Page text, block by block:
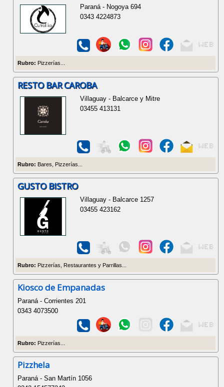
Paraná - Nogoya 694
0343 4224873
Rubro: Pizzerías...
RESTO BAR CAROBA
Villaguay - Balcarce y Mitre
03455 413131
Rubro: Bares, Pizzerías...
GUSTO BISTRO
Villaguay - Balcarce 1257
03455 423162
Rubro: Pizzerías, Restaurantes y Parrillas...
Kiosco de Empanadas
Paraná - Corrientes 201
0343 4073500
Rubro: Pizzerías...
Pizzhela
Paraná - San Martín 1056